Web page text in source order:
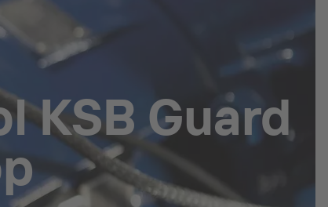
KSB Guard